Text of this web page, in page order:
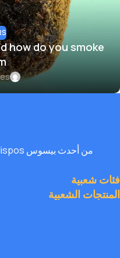
how do you smoke
فئات شعبية
المنتجات الشعبية